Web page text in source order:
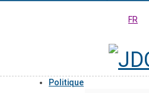
FR
Politique